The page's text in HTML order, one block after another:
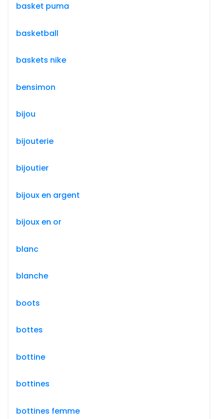
basket puma
basketball
baskets nike
bensimon
bijou
bijouterie
bijoutier
bijoux en argent
bijoux en or
blanc
blanche
boots
bottes
bottine
bottines
bottines femme